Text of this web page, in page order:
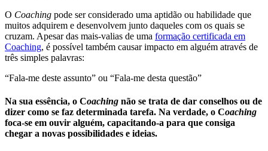
O Coaching pode ser considerado uma aptidão ou habilidade que
muitos adquirem e desenvolvem junto daqueles com os quais se
cruzam. Apesar das mais-valias de uma formação certificada em
Coaching, é possível também causar impacto em alguém através de
três simples palavras:
“Fala-me deste assunto” ou “Fala-me desta questão”
Na sua essência, o Coaching não se trata de dar conselhos ou de
dizer como se faz determinada tarefa. Na verdade, o Coaching
foca-se em ouvir alguém, capacitando-a para que consiga
chegar a novas possibilidades e ideias.